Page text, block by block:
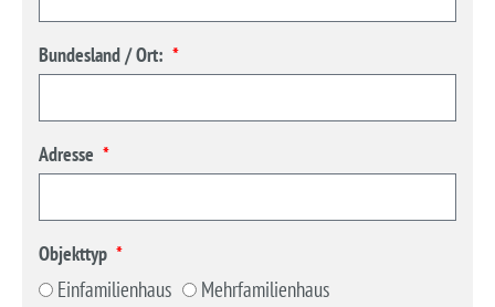
Bundesland / Ort:
Adresse
Objekttyp
Einfamilienhaus
Mehrfamilienhaus